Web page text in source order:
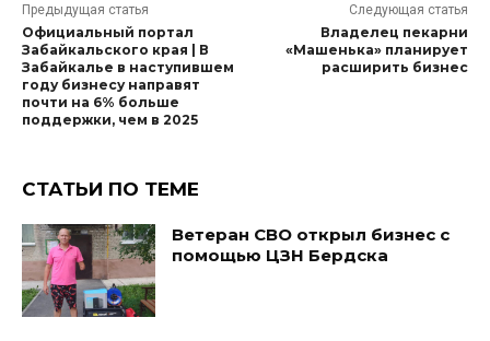
Предыдущая статья
Официальный портал
Забайкальского края | В
Забайкалье в наступившем
году бизнесу направят
почти на 6% больше
поддержки, чем в 2025
Следующая статья
Владелец пекарни
«Машенька» планирует
расширить бизнес
СТАТЬИ ПО ТЕМЕ
Ветеран СВО открыл бизнес с
помощью ЦЗН Бердска